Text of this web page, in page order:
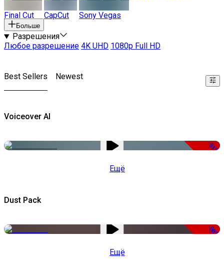
Final Cut CapCut Sony Vegas
Больше
Разрешения
Любое разрешение 4K UHD 1080p Full HD
Best Sellers Newest
Voiceover AI
-51%
Ещё
Dust Pack
-50%
Ещё